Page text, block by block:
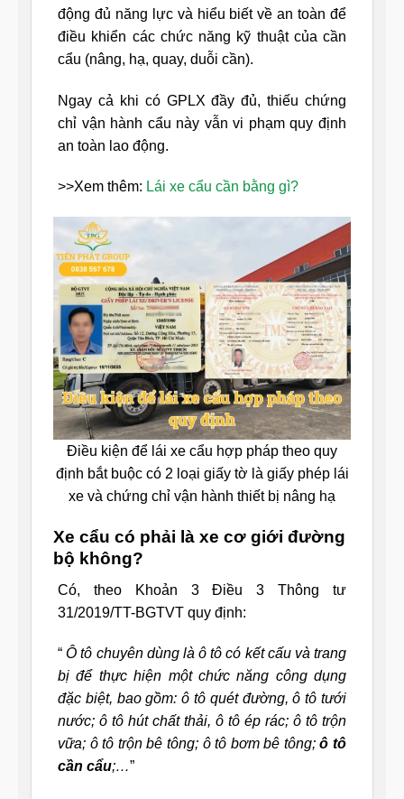
động đủ năng lực và hiểu biết về an toàn để
điều khiển các chức năng kỹ thuật của cần
cẩu (nâng, hạ, quay, duỗi cần).
Ngay cả khi có GPLX đầy đủ, thiếu chứng
chỉ vận hành cẩu này vẫn vi phạm quy định
an toàn lao động.
>>Xem thêm: Lái xe cẩu cần bằng gì?
Điều kiện để lái xe cẩu hợp pháp theo quy
định bắt buộc có 2 loại giấy tờ là giấy phép lái
xe và chứng chỉ vận hành thiết bị nâng hạ
Xe cẩu có phải là xe cơ giới đường
bộ không?
Có, theo Khoản 3 Điều 3 Thông tư
31/2019/TT-BGTVT quy định:
“Ô tô chuyên dùng là ô tô có kết cấu và trang
bị để thực hiện một chức năng công dụng
đặc biệt, bao gồm: ô tô quét đường, ô tô tưới
nước; ô tô hút chất thải, ô tô ép rác; ô tô trộn
vữa; ô tô trộn bê tông; ô tô bơm bê tông;ô tô
cần cẩu;…”